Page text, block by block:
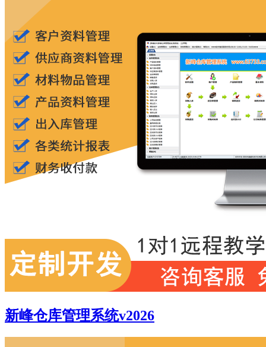
新峰仓库管理系统v2026